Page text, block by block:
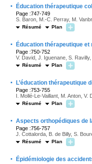
· Éducation thérapeutique
Page :747-749
S. Baron, M.-C. Perray, M.
Résumé Plan
· Éducation thérapeutique
Page :750-752
V. David, J. Iguenane, S.
Résumé Plan
· L’éducation thérapeutique
Page :753-755
I. Mollé-Le-Vaillant, M. Anton,
Résumé Plan
· Aspects orthopédiques de
Page :756-757
J. Cottalorda, B. de Billy, S.
Résumé Plan
· Épidémiologie des